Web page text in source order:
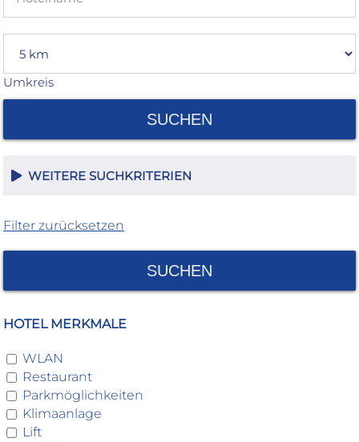
Umkreis
SUCHEN
WEITERE SUCHKRITERIEN
Filter zurücksetzen
SUCHEN
HOTEL MERKMALE
WLAN
Restaurant
Parkmöglichkeiten
Klimaanlage
Lift